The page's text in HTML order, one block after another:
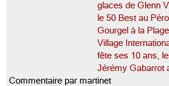
glaces de Glenn
le 50 Best au
Gourgel à la
Village
fête ses 10 ans,
Jérémy Gabarrot
Commentaire par martinet